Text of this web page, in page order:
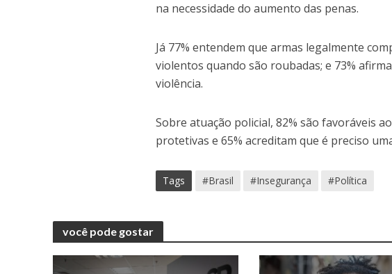
na necessidade do aumento das penas.
Já 77% entendem que armas legalmente
violentos quando são roubadas; e 73%
violência.
Sobre atuação policial, 82% são favoráveis
protetivas e 65% acreditam que é preciso
Tags #Brasil #Insegurança #Política
você pode gostar